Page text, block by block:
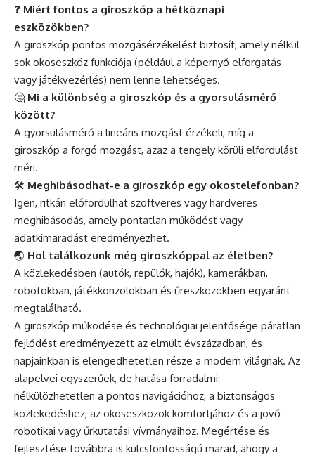
❓ Miért fontos a giroszkóp a hétköznapi
eszközökben?
A giroszkóp pontos mozgásérzékelést biztosít, amely nélkül
sok okoseszköz funkciója (például a képernyő elforgatás
vagy játékvezérlés) nem lenne lehetséges.
🤔 Mi a különbség a giroszkóp és a gyorsulásmérő
között?
A gyorsulásmérő a lineáris mozgást érzékeli, míg a
giroszkóp a forgó mozgást, azaz a tengely körüli elfordulást
méri.
🛠️ Meghibásodhat-e a giroszkóp egy okostelefonban?
Igen, ritkán előfordulhat szoftveres vagy hardveres
meghibásodás, amely pontatlan működést vagy
adatkimaradást eredményezhet.
🌏 Hol találkozunk még giroszkóppal az életben?
A közlekedésben (autók, repülők, hajók), kamerákban,
robotokban, játékkonzolokban és űreszközökben egyaránt
megtalálható.
A giroszkóp működése és technológiai jelentősége páratlan
fejlődést eredményezett az elmúlt évszázadban, és
napjainkban is elengedhetetlen része a modern világnak. Az
alapelvei egyszerűek, de hatása forradalmi:
nélkülözhetetlen a pontos navigációhoz, a biztonságos
közlekedéshez, az okoseszközök komfortjához és a jövő
robotikai vagy űrkutatási vívmányaihoz. Megértése és
fejlesztése továbbra is kulcsfontosságú marad, ahogy a